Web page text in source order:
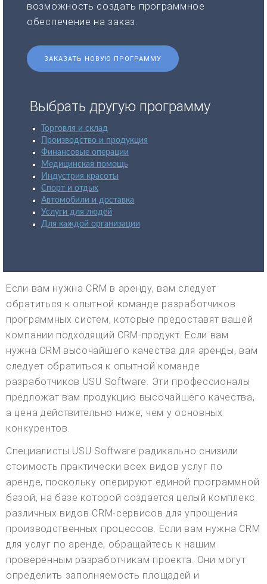
возможность создать программное
обеспечение на заказ.
ЗАКАЗАТЬ НОВУЮ ПРОГРАММУ
Выбрать другую программу
Торговля и склад
Производство и продукция
Финансовые операции
Медицинская помощь
Индустрия красоты
Спорт и отдых
Автомобили и доставка
Услуги для людей
Для каждой организации
Если вам нужна CRM в аренду, вам следует
обратиться к опытной команде разработчиков
программных систем, которые предоставят вашей
компании подходящий CRM-продукт. Если вам
нужна CRM высочайшего качества для аренды, вам
следует обратиться к опытной команде
разработчиков USU Software. Эти профессионалы
предложат вам продукцию высочайшего качества,
а цена действительно ниже, чем у основных
конкурентов.
Специалисты USU Software радикально снизили
стоимость практически всех видов услуг по
аренде, поскольку оперируют единой программной
базой, на базе которой создается целый комплекс
различных видов CRM-сервисов для упрощения
производственных процессов. Если вам нужна CRM
для услуг по аренде, обращайтесь к нашим
проверенным разработчикам проекта. Они могут
определить заполняемость площадей и